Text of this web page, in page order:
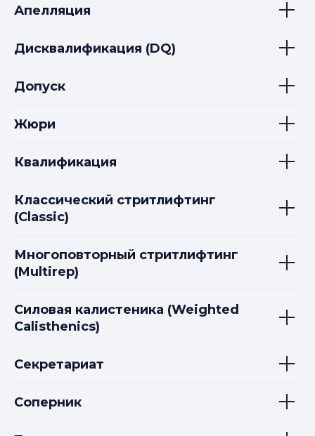
Апелляция
Дисквалификация (DQ)
Допуск
Жюри
Квалификация
Классический стритлифтинг
(Classic)
Многоповторный стритлифтинг
(Multirep)
Силовая калистеника (Weighted
Calisthenics)
Секретариат
Соперник